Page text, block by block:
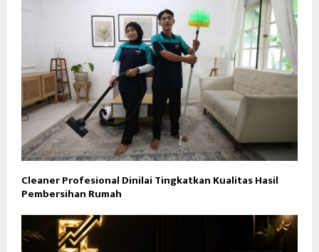
Cleaner Profesional Dinilai Tingkatkan Kualitas Hasil
Pembersihan Rumah